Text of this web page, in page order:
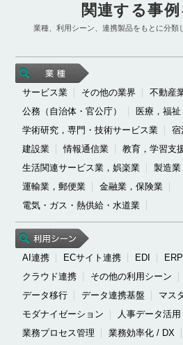
関連する事
業種、利用シーン、連携製品をもとに分類
サービス業 その他の業界
不動産
公務（自治体・官公庁）
医療，福祉
学術研究，専門・技術サービス業
宿
建設業
情報通信業
教育，学習支
生活関連サービス業，娯楽業
製造業
運輸業，郵便業
金融業，保険業
電気・ガス・熱供給・水道業
AI連携 ECサイト連携 EDI
クラウド連携
その他の利用シーン
データ移行
データ連携基盤
マス
モダナイゼーション
人事データ活用
業務プロセス管理
業務効率化 / DX